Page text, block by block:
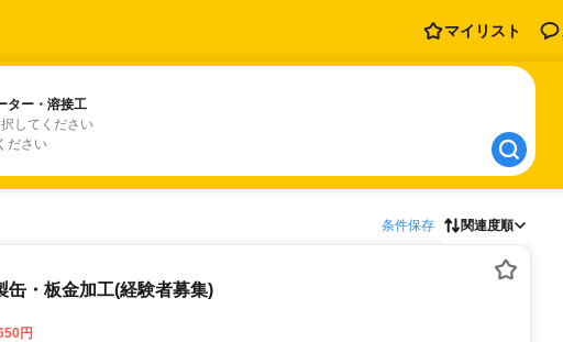
マイリスト
ター・溶接工
してください
ださい
ター・溶接工
条件保存 関連度順
缶・板金加工(経験者募集)
円